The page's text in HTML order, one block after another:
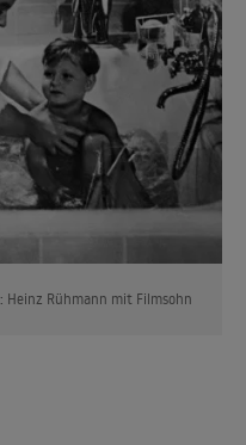
Heinz Rühmann mit Filmsohn